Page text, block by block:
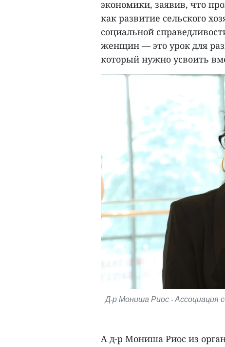
экономики, заявив, что
как развитие сельского
социальной
женщин — это урок для
который нужно усвоить
Д-р Мониша Риос - Ассоциация
А д-р Мониша Риос из